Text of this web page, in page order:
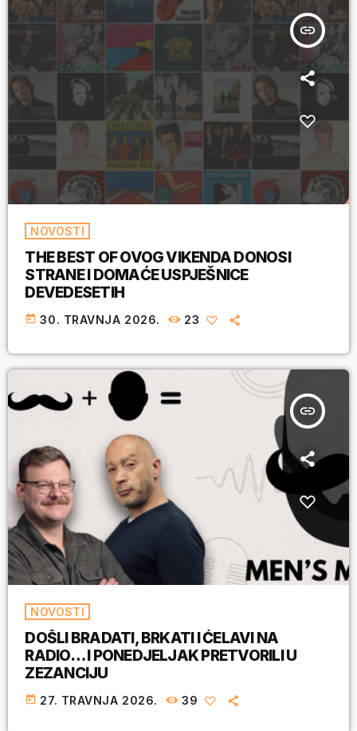
insert_link
NOVOSTI
THE BEST OF OVOG VIKENDA DONOSI
STRANE I DOMAĆE USPJEŠNICE
DEVEDESETIH
today 30. TRAVNJA 2026. 23
insert_link
NOVOSTI
DOŠLI BRADATI, BRKATI I ĆELAVI NA
RADIO… I PONEDJELJAK PRETVORILI U
ZEZANCIJU
today 27. TRAVNJA 2026. 39